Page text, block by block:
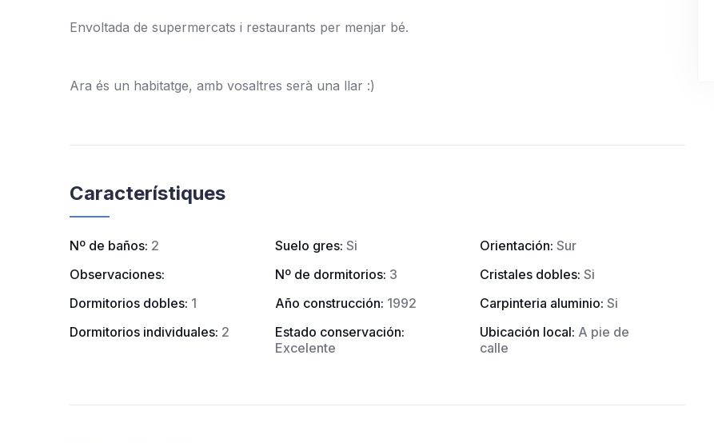
Envoltada de supermercats i restaurants per menjar bé.
Ara és un habitatge, amb vosaltres serà una llar :)
Característiques
Nº de baños: 2 Suelo gres: Si Orientación:Sur
Observaciones: Nº de dormitorios: 3 Cristales dobles:Si
Dormitorios dobles: 1 Año construcción: 1992 Carpinteria aluminio:Si
Dormitorios individuales: 2 Estado conservación:
Excelente
Ubicación local: A pie de
calle